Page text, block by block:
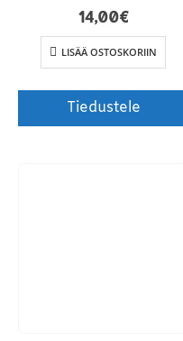
14,00€
LISÄÄ OSTOSKORIIN
Tiedustele